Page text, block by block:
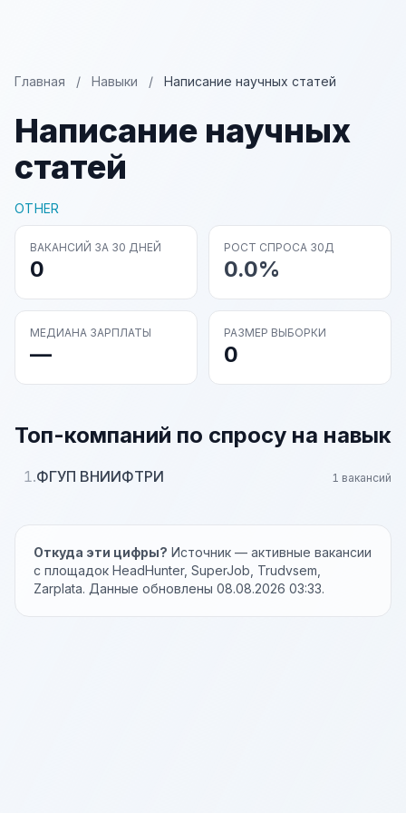
Главная / Навыки / Написание научных статей
Написание научных
статей
OTHER
ВАКАНСИЙ ЗА 30 ДНЕЙ
0
РОСТ СПРОСА 30Д
0.0%
МЕДИАНА ЗАРПЛАТЫ
—
РАЗМЕР ВЫБОРКИ
0
Топ-компаний по спросу на навык
1.ФГУП ВНИИФТРИ 1 вакансий
Откуда эти цифры? Источник — активные вакансии
с площадок HeadHunter, SuperJob, Trudvsem,
Zarplata. Данные обновлены 08.08.2026 03:33.